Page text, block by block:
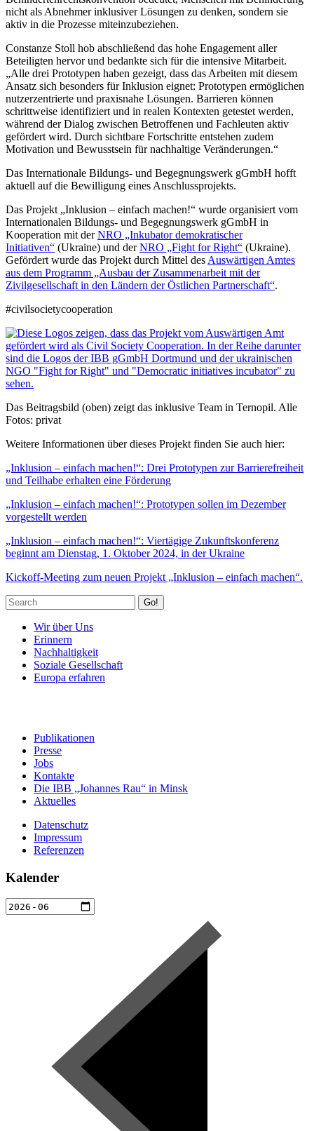
nicht als Abnehmer inklusiver Lösungen zu denken, sondern sie
aktiv in die Prozesse miteinzubeziehen.
Constanze Stoll hob abschließend das hohe Engagement aller
Beteiligten hervor und bedankte sich für die intensive Mitarbeit.
„Alle drei Prototypen haben gezeigt, dass das Arbeiten mit diesem
Ansatz sich besonders für Inklusion eignet: Prototypen ermöglichen
nutzerzentrierte und praxisnahe Lösungen. Barrieren können
schrittweise identifiziert und in realen Kontexten getestet werden,
während der Dialog zwischen Betroffenen und Fachleuten aktiv
gefördert wird. Durch sichtbare Fortschritte entstehen zudem
Motivation und Bewusstsein für nachhaltige Veränderungen.“
Das Internationale Bildungs- und Begegnungswerk gGmbH hofft
aktuell auf die Bewilligung eines Anschlussprojekts.
Das Projekt „Inklusion – einfach machen!“ wurde organisiert vom
Internationalen Bildungs- und Begegnungswerk gGmbH in
Kooperation mit derNRO „Inkubator demokratischer
Initiativen“ (Ukraine) und derNRO „Fight for Right“ (Ukraine).
Gefördert wurde das Projekt durch Mittel des Auswärtigen Amtes
aus dem Programm „Ausbau der Zusammenarbeit mit der
Zivilgesellschaft in den Ländern der Östlichen Partnerschaft“.
#civilsocietycooperation
Das Beitragsbild (oben) zeigt das inklusive Team in Ternopil. Alle
Fotos: privat
Weitere Informationen über dieses Projekt finden Sie auch hier:
„Inklusion – einfach machen!“: Drei Prototypen zur Barrierefreiheit
und Teilhabe erhalten eine Förderung
„Inklusion – einfach machen!“: Prototypen sollen im Dezember
vorgestellt werden
„Inklusion – einfach machen!“: Viertägige Zukunftskonferenz
beginnt am Dienstag, 1. Oktober 2024, in der Ukraine
Kickoff-Meeting zum neuen Projekt „Inklusion – einfach machen“.
Go!
Wir über Uns
Erinnern
Nachhaltigkeit
Soziale Gesellschaft
Europa erfahren
Publikationen
Presse
Jobs
Kontakte
Die IBB „Johannes Rau“ in Minsk
Aktuelles
Datenschutz
Impressum
Referenzen
Kalender